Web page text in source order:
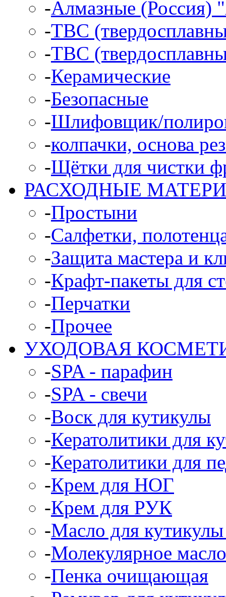
-Алмазные (Россия)
-ТВС
-ТВС
-Керамические
-Безопасные
-Шлифовщик/
-колпачки, основа
-Щётки для чистки
РАСХОДНЫЕ
-Простыни
-Салфетки,
-Защита мастера и
-Крафт-пакеты для
-Перчатки
-Прочее
УХОДОВАЯ
-SPA - парафин
-SPA - свечи
-Воск для кутикулы
-Кератолитики для
-Кератолитики для
-Крем для НОГ
-Крем для РУК
-Масло для
-Молекулярное масло
-Пенка очищающая